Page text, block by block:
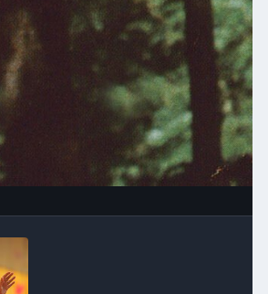
Инструменты